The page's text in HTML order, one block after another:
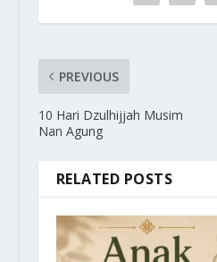
PREVIOUS
10 Hari Dzulhijjah Musim
Nan Agung
RELATED POSTS